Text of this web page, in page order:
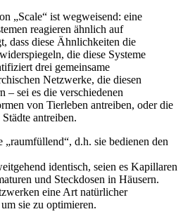
„Scale“ ist wegweisend: eine
reagieren ähnlich auf
dass diese Ähnlichkeiten die
die diese Systeme
drei gemeinsame
Netzwerke, die diesen
– sei es die verschiedenen
von Tierleben antreiben, oder die
antreiben.
d.h. sie bedienen den
identisch, seien es Kapillaren
und Steckdosen in Häusern.
eine Art natürlicher
sie zu optimieren.